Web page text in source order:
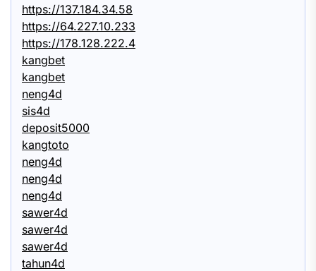
https://137.184.34.58
https://64.227.10.233
https://178.128.222.4
kangbet
kangbet
neng4d
sis4d
deposit5000
kangtoto
neng4d
neng4d
neng4d
sawer4d
sawer4d
sawer4d
tahun4d